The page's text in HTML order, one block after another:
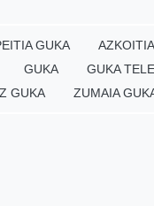
GUKA
GUKA
GUKA
GUKA
ZUMAIA